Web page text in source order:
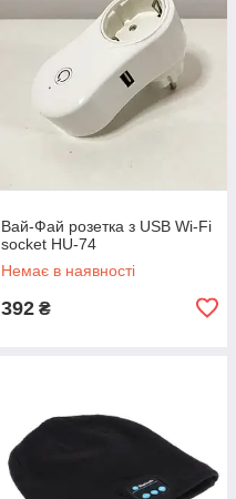
Вай-Фай розетка з USB Wi-Fi
socket HU-74
Немає в наявності
392 ₴